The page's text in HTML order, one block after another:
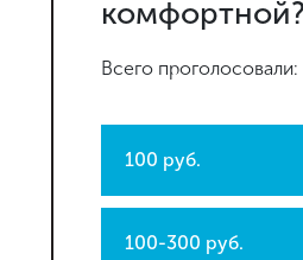
комфортной?
Всего
100 руб.
100-300 руб.